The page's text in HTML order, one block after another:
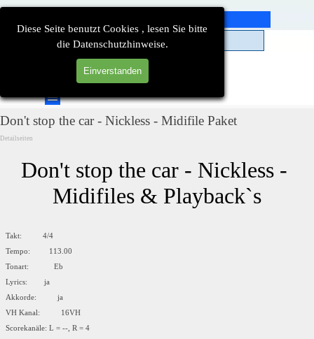
Diese Seite benutzt Cookies , lesen Sie bitte
die Datenschutzhinweise.
Einverstanden
Direkt zum Seiteninhalt
Menü überspringen
Don't stop the car - Nickless - Midifile Paket
Detailseiten
Don't stop the car - Nickless -
Midifiles & Playback`s
Takt: 4/4
Tempo: 113.00
Tonart: Eb
Lyrics: ja
Akkorde: ja
VH Kanal: 16VH
Scorekanäle: L = --, R = 4